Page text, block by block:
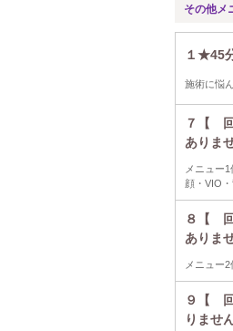
その他メ
１★45
施術に悩
７【
ありま
メニュー
顔・VIO・
８【
ありま
メニュー
９【
りませ